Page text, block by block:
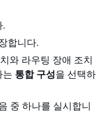
.
합니다.
와 라우팅 장애 조치
는 통합 구성을 선택하
중 하나를 실시합니